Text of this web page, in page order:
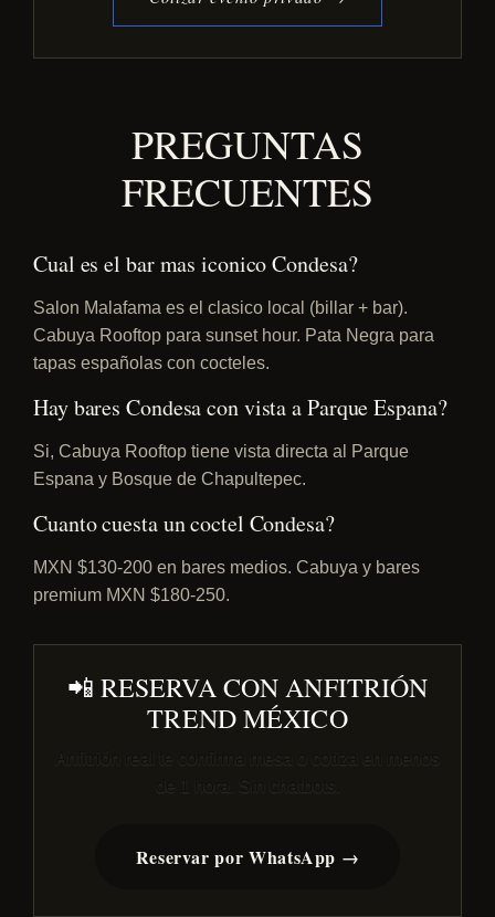
PREGUNTAS
FRECUENTES
Cual es el bar mas iconico Condesa?
Salon Malafama es el clasico local (billar + bar).
Cabuya Rooftop para sunset hour. Pata Negra para
tapas españolas con cocteles.
Hay bares Condesa con vista a Parque Espana?
Si, Cabuya Rooftop tiene vista directa al Parque
Espana y Bosque de Chapultepec.
Cuanto cuesta un coctel Condesa?
MXN $130-200 en bares medios. Cabuya y bares
premium MXN $180-250.
📲 RESERVA CON ANFITRIÓN
TREND MÉXICO
Anfitrión real te confirma mesa o cotiza en menos
de 1 hora. Sin chatbots.
Reservar por WhatsApp →